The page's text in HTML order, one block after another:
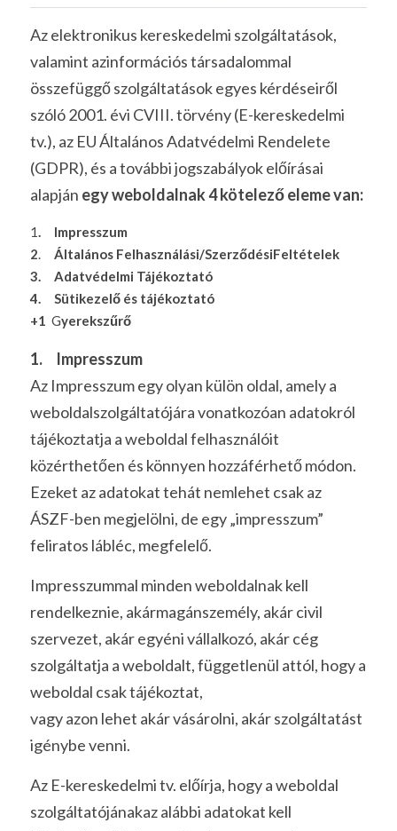
Az elektronikus kereskedelmi szolgáltatások,
valamint azinformációs társadalommal
összefüggő szolgáltatások egyes kérdéseiről
szóló 2001. évi CVIII. törvény (E-kereskedelmi
tv.), az EU Általános Adatvédelmi Rendelete
(GDPR), és a további jogszabályok előírásai
alapján egy weboldalnak 4 kötelező eleme van:
1.     Impresszum
2.
     Általános Felhasználási/SzerződésiFeltételek
3.
    Adatvédelmi Tájékoztató
4.
   Sütikezelő és tájékoztató
+1 Gyerekszűrő
1.
Impresszum
Az Impresszum egy olyan külön oldal, amely a
weboldalszolgáltatójára vonatkozóan adatokról
tájékoztatja a weboldal felhasználóit
közérthetően és könnyen hozzáférhető módon.
Ezeket az adatokat tehát nemlehet csak az
ÁSZF-ben megjelölni, de egy „impresszum”
feliratos lábléc, megfelelő.
Impresszummal minden weboldalnak kell
rendelkeznie, akármagánszemély, akár civil
szervezet, akár egyéni vállalkozó, akár cég
szolgáltatja a weboldalt, függetlenül attól, hogy a
weboldal csak tájékoztat,
vagy azon lehet akár vásárolni, akár szolgáltatást
igénybe venni.
Az E-kereskedelmi tv. előírja, hogy a weboldal
szolgáltatójánakaz alábbi adatokat kell